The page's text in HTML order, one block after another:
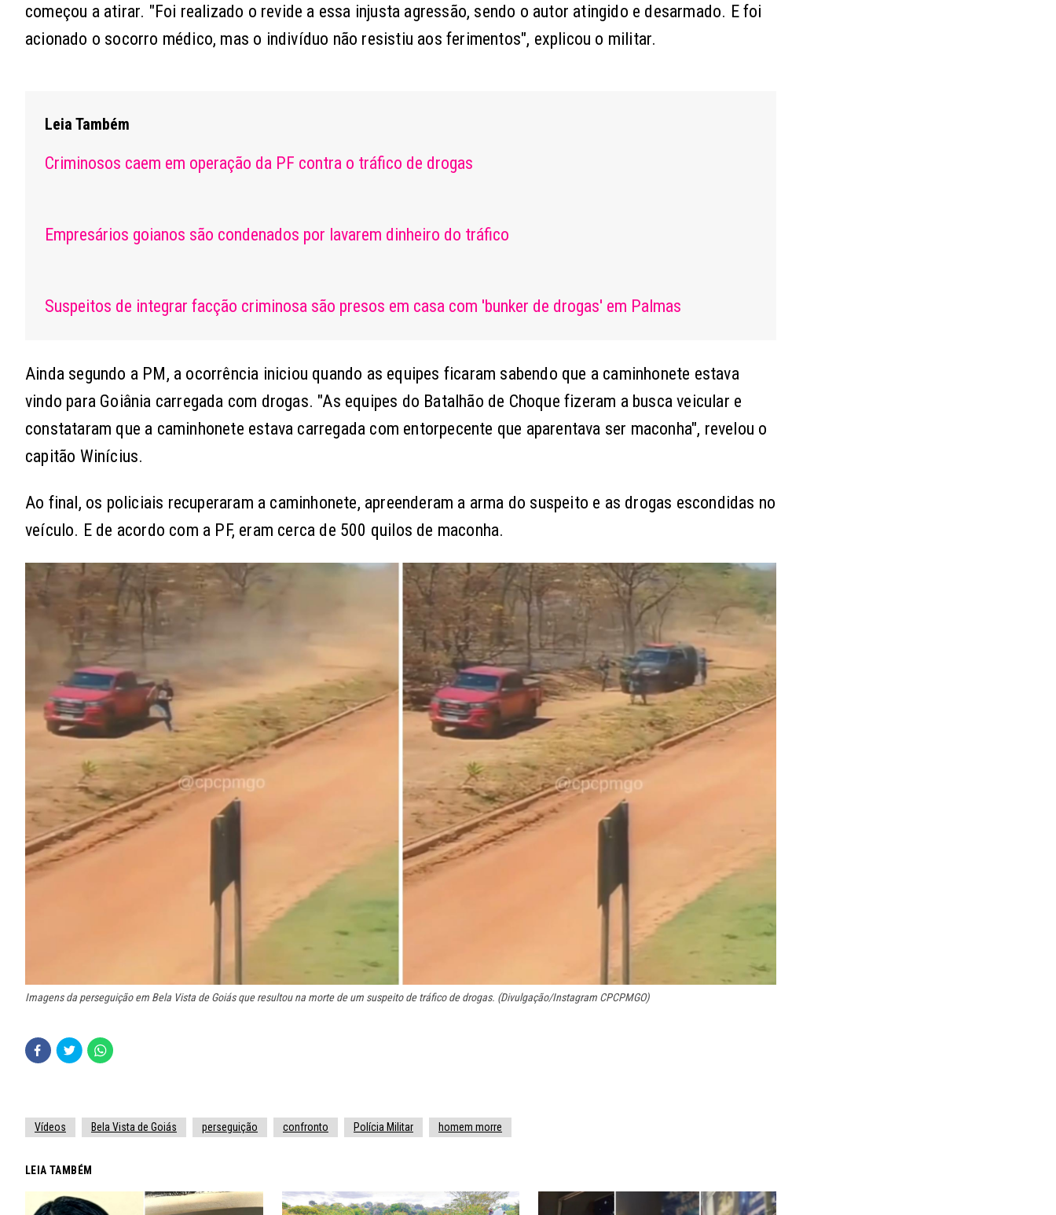
começou a atirar. "Foi realizado o revide a essa injusta agressão, sendo o autor atingido e desarmado. E foi
acionado o socorro médico, mas o indivíduo não resistiu aos ferimentos", explicou o militar.
Leia Também
Criminosos caem em operação da PF contra o tráfico de drogas
Empresários goianos são condenados por lavarem dinheiro do tráfico
Suspeitos de integrar facção criminosa são presos em casa com 'bunker de drogas' em Palmas
Ainda segundo a PM, a ocorrência iniciou quando as equipes ficaram sabendo que a caminhonete estava
vindo para Goiânia carregada com drogas. "As equipes do Batalhão de Choque fizeram a busca veicular e
constataram que a caminhonete estava carregada com entorpecente que aparentava ser maconha", revelou o
capitão Winícius.
Ao final, os policiais recuperaram a caminhonete, apreenderam a arma do suspeito e as drogas escondidas no
veículo. E de acordo com a PF, eram cerca de 500 quilos de maconha.
Imagens da perseguição em Bela Vista de Goiás que resultou na morte de um suspeito de tráfico de drogas. (Divulgação/Instagram CPCPMGO)
Vídeos Bela Vista de Goiás perseguição confronto Polícia Militar homem morre
LEIA TAMBÉM